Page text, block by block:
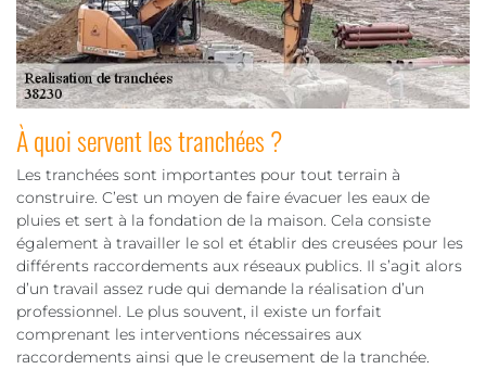
À quoi servent les tranchées ?
Les tranchées sont importantes pour tout terrain à
construire. C’est un moyen de faire évacuer les eaux de
pluies et sert à la fondation de la maison. Cela consiste
également à travailler le sol et établir des creusées pour les
différents raccordements aux réseaux publics. Il s’agit alors
d’un travail assez rude qui demande la réalisation d’un
professionnel. Le plus souvent, il existe un forfait
comprenant les interventions nécessaires aux
raccordements ainsi que le creusement de la tranchée.